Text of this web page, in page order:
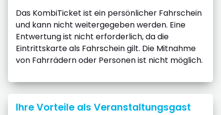
Das KombiTicket ist ein persönlicher Fahrschein
und kann nicht weitergegeben werden. Eine
Entwertung ist nicht erforderlich, da die
Eintrittskarte als Fahrschein gilt. Die Mitnahme
von Fahrrädern oder Personen ist nicht möglich.
Ihre Vorteile als Veranstaltungsgast